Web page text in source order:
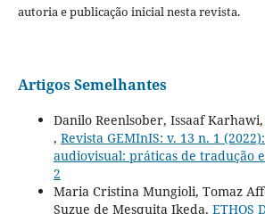
autoria e publicação inicial nesta revista.
Artigos Semelhantes
Danilo Reenlsober, Issaaf Karhawi,
, Revista GEMInIS: v. 13 n. 1
audiovisual: práticas de tradução
2
Maria Cristina Mungioli, Tomaz
Suzue de Mesquita Ikeda, ETHOS